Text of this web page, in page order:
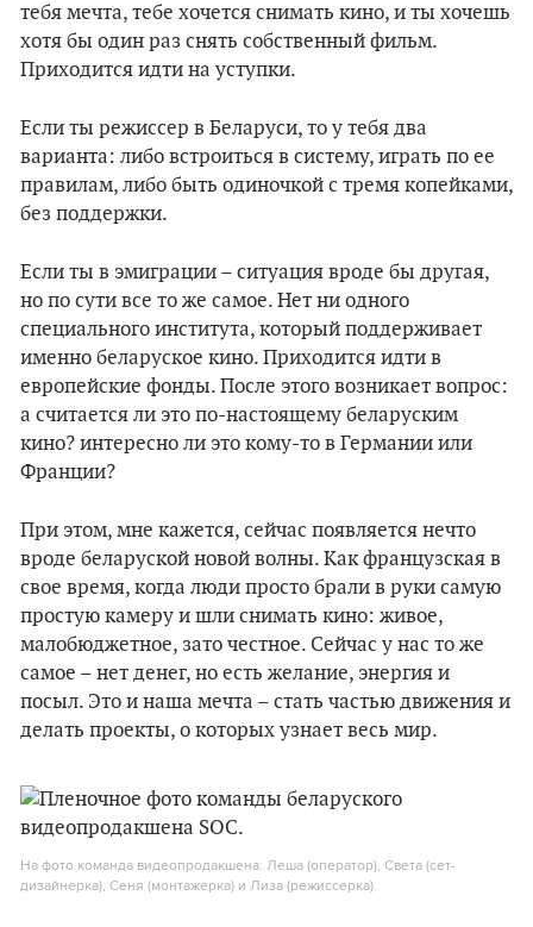
тебя мечта, тебе хочется снимать кино, и ты хочешь
хотя бы один раз снять собственный фильм.
Приходится идти на уступки.
Если ты режиссер в Беларуси, то у тебя два
варианта: либо встроиться в систему, играть по ее
правилам, либо быть одиночкой с тремя копейками,
без поддержки.
Если ты в эмиграции – ситуация вроде бы другая,
но по сути все то же самое. Нет ни одного
специального института, который поддерживает
именно беларуское кино. Приходится идти в
европейские фонды. После этого возникает вопрос:
а считается ли это по-настоящему беларуским
кино? интересно ли это кому-то в Германии или
Франции?
При этом, мне кажется, сейчас появляется нечто
вроде беларуской новой волны. Как французская в
свое время, когда люди просто брали в руки самую
простую камеру и шли снимать кино: живое,
малобюджетное, зато честное. Сейчас у нас то же
самое – нет денег, но есть желание, энергия и
посыл. Это и наша мечта – стать частью движения и
делать проекты, о которых узнает весь мир.
На фото команда видеопродакшена: Леша (оператор), Света (сет-
дизайнерка), Сеня (монтажерка) и Лиза (режиссерка).